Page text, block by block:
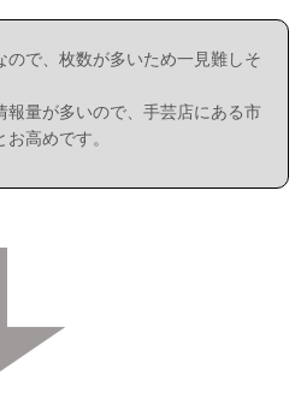
ので、枚数が多いため一見難しそ
報量が多いので、手芸店にある市
高めです。